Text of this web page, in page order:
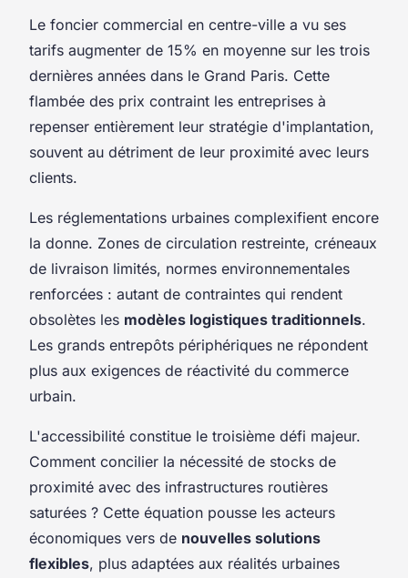
Le foncier commercial en centre-ville a vu ses
tarifs augmenter de 15% en moyenne sur les trois
dernières années dans le Grand Paris. Cette
flambée des prix contraint les entreprises à
repenser entièrement leur stratégie d'implantation,
souvent au détriment de leur proximité avec leurs
clients.
Les réglementations urbaines complexifient encore
la donne. Zones de circulation restreinte, créneaux
de livraison limités, normes environnementales
renforcées : autant de contraintes qui rendent
obsolètes les modèles logistiques traditionnels.
Les grands entrepôts périphériques ne répondent
plus aux exigences de réactivité du commerce
urbain.
L'accessibilité constitue le troisième défi majeur.
Comment concilier la nécessité de stocks de
proximité avec des infrastructures routières
saturées ? Cette équation pousse les acteurs
économiques vers de nouvelles solutions
flexibles, plus adaptées aux réalités urbaines